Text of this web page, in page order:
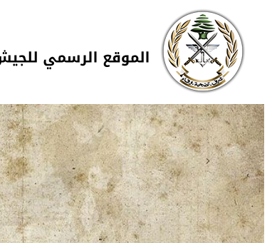
تجاوز إلى المحتوى الرئيسي
Skip to navigation